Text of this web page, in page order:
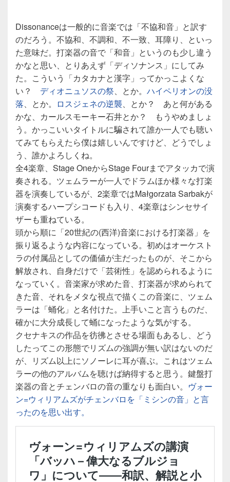
Dissonanceは一般的に音楽では「不協和音」と訳す
のだろう。不協和、不調和、不一致、耳障り、といっ
た意味だ。打楽器の音で「和音」というのも少し違う
かなと思い、とりあえず「ディソナンス」にしてみ
た。こういう「カタカナと漢字」ってかっこよくな
い？ ディオニュソスの祭、とか。 ハイペリオンの没
落、とか。 ロスジェネの逆襲、とか？ あと何がある
かな、カールスモーキー石井とか？ もうやめましょ
う。かっこいいタイトルに騙されて誰か一人でも聴い
てみてもらえたら僕は嬉しいんですけど、どうでしょ
う、誰かよろしくね。
全4楽章、Stage OneからStage Fourまでアタッカで演
奏される。ツェムラーが一人でドラムほか様々な打楽
器を演奏しているが、2楽章ではMałgorzata Sarbakが
演奏するハープシコードも入り、4楽章はシンセサイ
ザーも重ねている。
頭から順に「20世紀の(西洋)音楽における打楽器」を
振り返るような内容になっている。初めはオーケスト
ラの付属品としての価値が主だったものが、そこから
解放され、自身だけで「芸術性」を認められるように
なっていく。音楽家が求めた音、打楽器が求められて
きた音、それをメタな視点で描くこの音楽に、ツェム
ラーは「蛹化」と名付けた。上手いこと言うものだ、
確かに大分成長して蛹になったような気がする。
クセナキスの作品を彷彿とさせる場面もあるし、どう
したってこの形態でリズムの強調が無い訳はないのだ
が、リズム以上にソノーレに耳が喜ぶ。これはツェム
ラーの他のアルバムを聴けば納得すると思う。鍵盤打
楽器の音とチェンバロの音の重なりも面白い。 ヴォー
ン=ウィリアムズがチェンバロを「ミシンの音」と言
ったのを思い出す。